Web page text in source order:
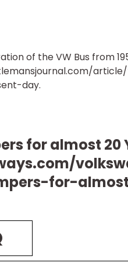
of the VW Bus from
day.
for almost 20
for-